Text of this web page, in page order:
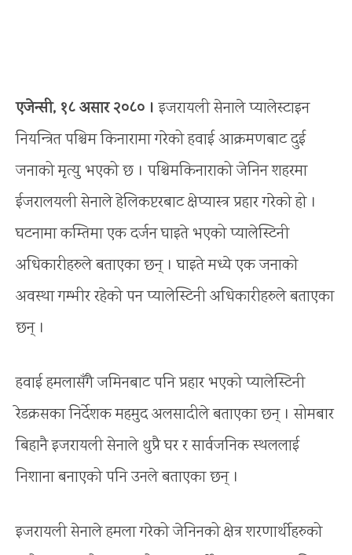
एजेन्सी, १८ असार २०८० । इजरायली सेनाले प्यालेस्टाइन
नियन्त्रित पश्चिम किनारामा गरेको हवाई आक्रमणबाट दुई
जनाको मृत्यु भएको छ । पश्चिमकिनाराको जेनिन शहरमा
ईजरालयली सेनाले हेलिकप्टरबाट क्षेप्यास्त्र प्रहार गरेको हो ।
घटनामा कम्तिमा एक दर्जन घाइते भएको प्यालेस्टिनी
अधिकारीहरुले बताएका छन् । घाइते मध्ये एक जनाको
अवस्था गम्भीर रहेको पन प्यालेस्टिनी अधिकारीहरुले बताएका
छन् ।
हवाई हमलासँगै जमिनबाट पनि प्रहार भएको प्यालेस्टिनी
रेडक्रसका निर्देशक महमुद अलसादीले बताएका छन् । सोमबार
बिहानै इजरायली सेनाले थुप्रै घर र सार्वजनिक स्थललाई
निशाना बनाएको पनि उनले बताएका छन् ।
इजरायली सेनाले हमला गरेको जेनिनको क्षेत्र शरणार्थीहरुको